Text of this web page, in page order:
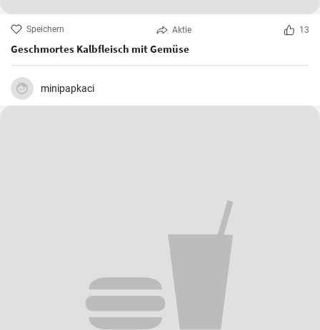
Speichern Aktie 13
Geschmortes Kalbfleisch mit Gemüse
minipapkaci